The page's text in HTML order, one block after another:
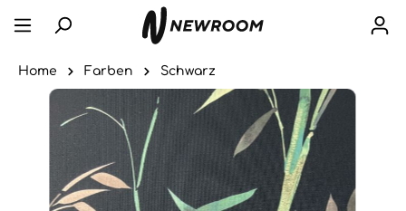
Home Farben Schwarz